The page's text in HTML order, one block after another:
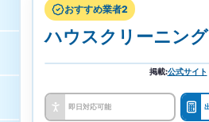
月曜日・火曜日・水曜日・木
日・日曜日 8時00分～20時00
対応エリア
栃木県 MIBU、栃木県
おすすめ業者2
ハウスクリーニン
掲載:公式サイト
即日対応可能